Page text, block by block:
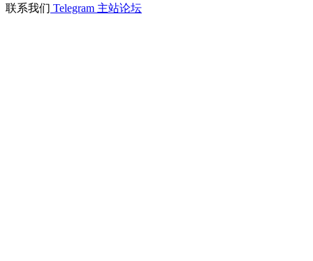
联系我们 Telegram 主站论坛